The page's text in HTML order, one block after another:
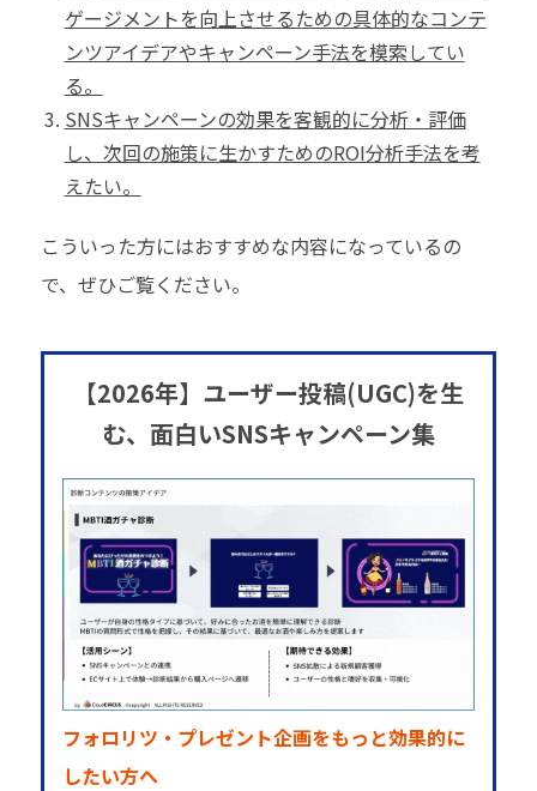
ゲージメントを向上させるための具体的なコンテ
ンツアイデアやキャンペーン手法を模索してい
る。
SNSキャンペーンの効果を客観的に分析・評価
し、次回の施策に生かすためのROI分析手法を考
えたい。
こういった方にはおすすめな内容になっているの
で、ぜひご覧ください。
【2026年】ユーザー投稿(UGC)を生
む、面白いSNSキャンペーン集
フォロリツ・プレゼント企画をもっと効果的に
したい方へ